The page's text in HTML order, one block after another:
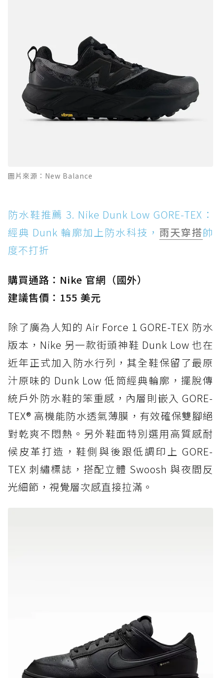
圖片來源：New Balance
防水鞋推薦 3. Nike Dunk Low GORE-TEX：
經典 Dunk 輪廓加上防水科技， 雨天穿搭帥
度不打折
購買通路：Nike 官網（國外）
建議售價：155 美元
除了廣為人知的 Air Force 1 GORE-TEX 防水
版本，Nike 另一款街頭神鞋 Dunk Low 也在
近年正式加入防水行列，其全鞋保留了最原
汁原味的 Dunk Low 低筒經典輪廓，擺脫傳
統戶外防水鞋的笨重感，內層則嵌入 GORE-
TEX® 高機能防水透氣薄膜，有效確保雙腳絕
對乾爽不悶熱。另外鞋面特別選用高質感耐
候皮革打造，鞋側與後跟低調印上 GORE-
TEX 刺繡標誌，搭配立體 Swoosh 與夜間反
光細節，視覺層次感直接拉滿。